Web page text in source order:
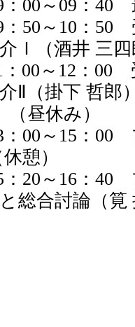
00～09：40
50～10：50
Ｉ（酒井 三四
00～12：00
Ⅱ（掛下 哲郎）
休み）
00～15：00
憩）
20～16：40
総合討論（筧